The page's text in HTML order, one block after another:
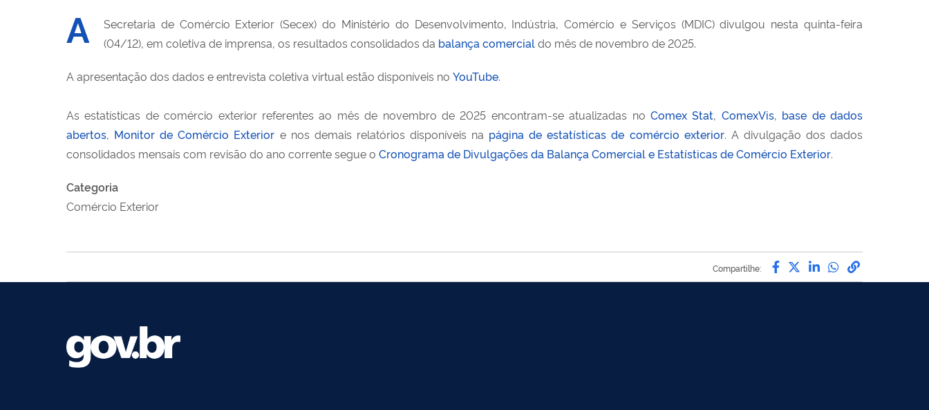
A
Secretaria de Comércio Exterior (Secex) do Ministério do Desenvolvimento, Indústria, Comércio e Serviços (MDIC) divulgou nesta quinta-feira
(04/12), em coletiva de imprensa, os resultados consolidados da balança comercialdo mês de novembro de 2025.
A apresentação dos dados e entrevista coletiva virtual estão disponíveis no YouTube.
As estatísticas de comércio exterior referentes ao mês de novembro de 2025 encontram-se atualizadas no Comex Stat, ComexVis, base de dados
abertos, Monitor de Comércio Exterior e nos demais relatórios disponíveis na página de estatísticas de comércio exterior. A divulgação dos dados
consolidados mensais com revisão do ano corrente segue o Cronograma de Divulgações da Balança Comercial e Estatísticas de Comércio Exterior.
Categoria
Comércio Exterior
Compartilhe: Compartilhe por
Compartilhe por
Compartilhe por
Compartilhe
link para